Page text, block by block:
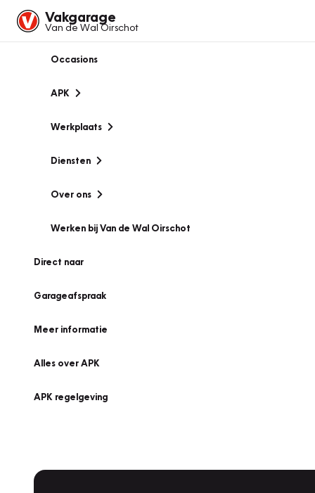
Vakgarage
Van de Wal Oirschot
Occasions
APK
Werkplaats
Diensten
Over ons
Werken bij Van de Wal Oirschot
Direct naar
Garageafspraak
Meer informatie
Alles over APK
APK regelgeving